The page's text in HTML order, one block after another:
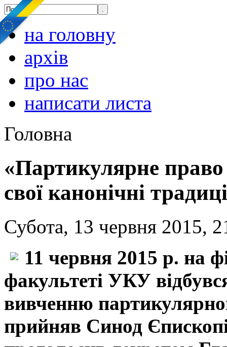
на головну
архів
про нас
написати листа
Головна
«Партикулярне право
свої канонічні
Субота, 13 червня 2015,
11 червня 2015 р. на
факультеті УКУ
вивченню
прийняв Синод